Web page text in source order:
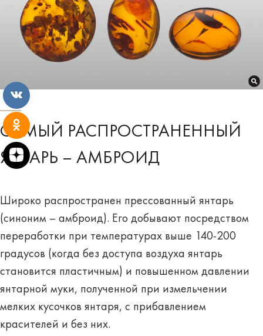
САМЫЙ РАСПРОСТРАНЕННЫЙ
ЯНТАРЬ – АМБРОИД
Широко распространен прессованный янтарь
(синоним – амброид). Его добывают посредством
переработки при температурах выше 140-200
градусов (когда без доступа воздуха янтарь
становится пластичным) и повышенном давлении
янтарной муки, полученной при измельчении
мелких кусочков янтаря, с прибавлением
красителей и без них.